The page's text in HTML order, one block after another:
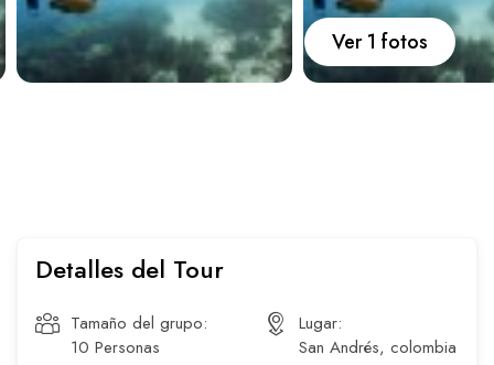
Guía de turismo Nosotros
WhatsApp Llamar
Ver 1 fotos
Detalles del Tour
Tamaño del grupo:
10 Personas
Lugar:
San Andrés, colombia